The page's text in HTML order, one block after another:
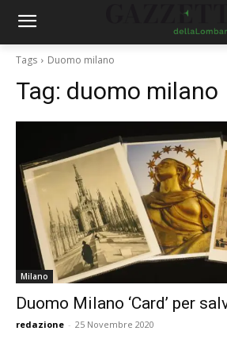
Tags Duomo milano
Tag: duomo milano
Milano
Duomo Milano ‘Card’ per
redazione - 25 Novembre 2020